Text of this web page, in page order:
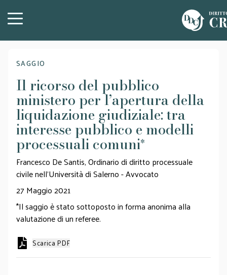
SAGGIO
Il ricorso del pubblico
ministero per l’apertura della
liquidazione giudiziale: tra
interesse pubblico e modelli
processuali comuni*
Francesco De Santis, Ordinario di diritto processuale
civile nell’Università di Salerno - Avvocato
27 Maggio 2021
*Il saggio è stato sottoposto in forma anonima alla
valutazione di un referee.
Scarica PDF